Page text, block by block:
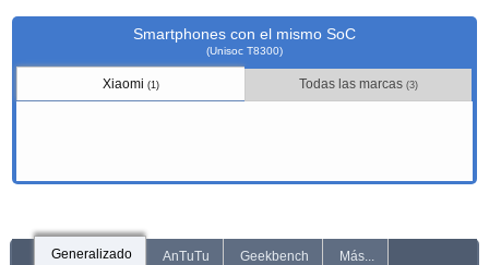
Smartphones con el mismo SoC
(Unisoc T8300)
Xiaomi(1) Todas las marcas(3)
Generalizado AnTuTu Geekbench Más...